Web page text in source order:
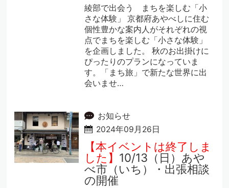
綾部で出会う まちを楽しむ「小
さな体験」 京都府あやべしに住む
個性豊かな案内人がそれぞれの視
点でまちを楽しむ「小さな体験」
を企画しました。 秋のお出掛けに
ぴったりのプランになっていま
す。「まち旅」で新たな世界に出
会いませ…
お知らせ
2024年09月26日
【本イベントは終了しま
した】 10/13（日）あや
べ市（いち）・出張相談
の開催